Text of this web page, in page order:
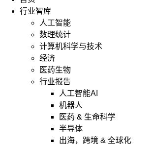
行业智库
人工智能
数理统计
计算机科学与技术
经济
医药生物
行业报告
人工智能AI
机器人
医药 & 生命科学
半导体
出海，跨境 & 全球化